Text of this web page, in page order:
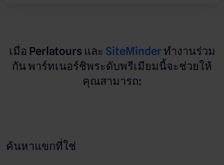
เมื่อ Perlatours และ SiteMinder ทำงานร่วม
กัน พาร์ทเนอร์ชิพระดับพรีเมียมนี้จะช่วยให้
คุณสามารถ:
ค้นหาแขกที่ใช่